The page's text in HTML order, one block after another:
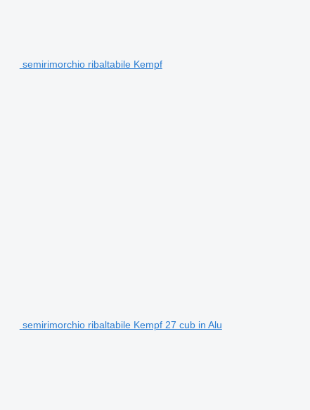
semirimorchio ribaltabile Kempf
semirimorchio ribaltabile Kempf 27 cub in Alu